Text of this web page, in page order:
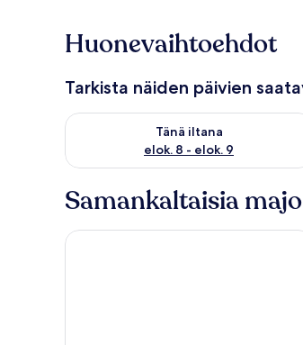
Huonevaihtoehdot
Tarkista näiden päivien
Tänä iltana
elok. 8 - elok. 9
Tarkista tämän illan saatavuus elok. 8
Samankaltaisia
Casa Barros Vacation Condos